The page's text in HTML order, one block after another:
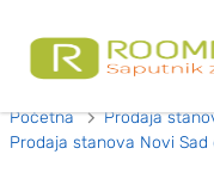
Početna
Prodaja
Prodaja stanova Novi